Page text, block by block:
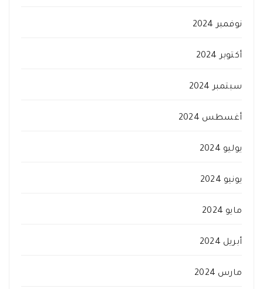
نوفمبر 2024
أكتوبر 2024
سبتمبر 2024
أغسطس 2024
يوليو 2024
يونيو 2024
مايو 2024
أبريل 2024
مارس 2024